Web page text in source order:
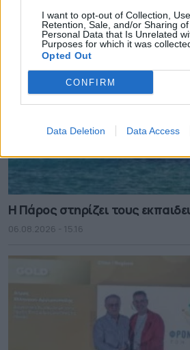
I want to opt-out of Collection, Use,
Retention, Sale, and/or Sharing
Personal Data that Is Unrelated
Purposes for which it was
Opted Out
CONFIRM
Data Deletion Data Access
Η Πάρος στηρίζει τους
06.08.2026 - 15.16